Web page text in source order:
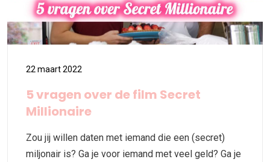
22 maart 2022
5 vragen over de film Secret
Millionaire
Zou jij willen daten met iemand die een (secret)
miljonair is? Ga je voor iemand met veel geld? Ga je